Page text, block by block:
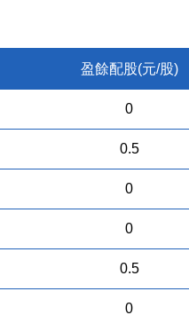
盈餘配股(元/股)
0
0.5
0
0
0.5
0